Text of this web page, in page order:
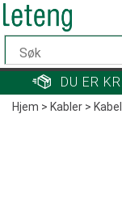
DU ER KR.
Hjem>Kabler>